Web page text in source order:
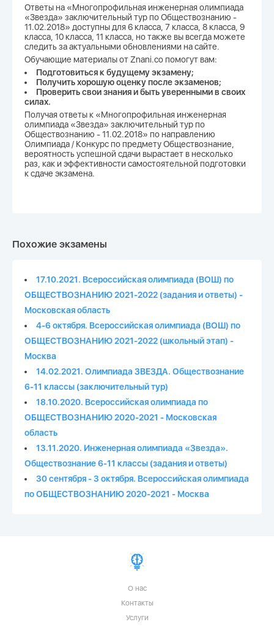
Ответы на «Многопрофильная инженерная олимпиада
«Звезда» заключительный тур по Обществознанию -
11.02.2018» доступны для 6 класса, 7 класса, 8 класса, 9
класса, 10 класса, 11 класса, но также вы всегда можете
следить за актуальными обновлениями на сайте.
Обучающие материалы от Znani.co помогут вам:
Подготовиться к будущему экзамену;
Получить хорошую оценку после экзаменов;
Проверить свои знания и быть уверенными в своих
силах.
Получая ответы к «Многопрофильная инженерная
олимпиада «Звезда» заключительный тур по
Обществознанию - 11.02.2018» по направлению
Олимпиада / Конкурс по предмету Обществознание,
вероятность успешной сдачи вырастает в несколько
раз, как и эффективности самостоятельной подготовки
к сдаче экзамена.
Похожие экзамены
17.10.2021. Всероссийская олимпиада (ВОШ) по
ОБЩЕСТВОЗНАНИЮ 2021-2022 (задания и ответы) -
Московская область
4-6 октября. Всероссийская олимпиада (ВОШ) по
ОБЩЕСТВОЗНАНИЮ 2021-2022 (школьный этап) -
Москва
14.02.2021. Олимпиада ЗВЕЗДА. Обществознание
6-11 классы (заключительный тур)
18.10.2020. Всероссийская олимпиада по
ОБЩЕСТВОЗНАНИЮ 2020-2021 - Московская
область
13.11.2020. Инженерная олимпиада «Звезда».
Обществознание 6-11 классы (задания и ответы)
30 сентября - 3 октября. Всероссийская олимпиада
по ОБЩЕСТВОЗНАНИЮ 2020-2021 - Москва
О нас
Контакты
Услуги